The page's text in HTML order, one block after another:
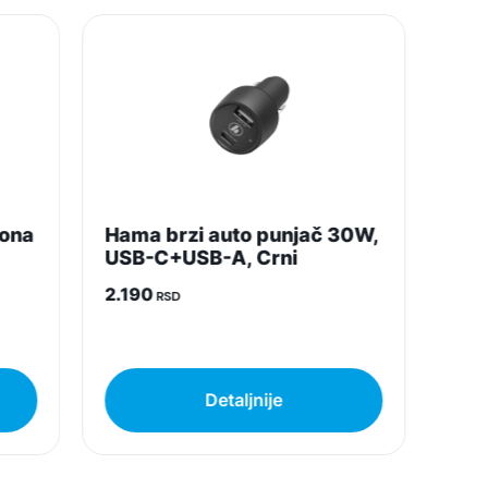
na daljinu, uslove reklamacije i povrata pročitajte
Napomena:
da garantuje da su svi podaci apsolutno ispravni.
Hama brzi auto punjač 30W,
USB-C+USB-A, Crni
2.190RSD
Detaljnije